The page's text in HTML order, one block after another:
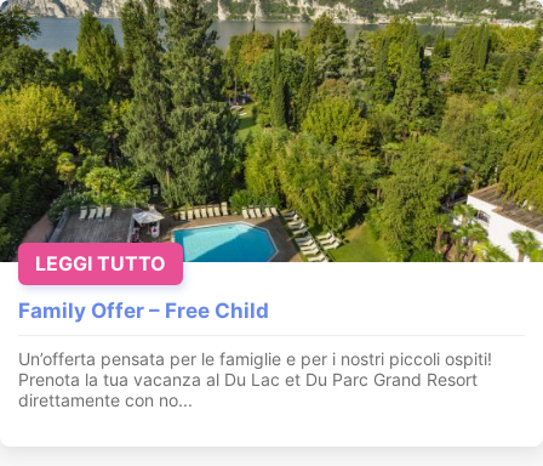
Family Offer – Free Child
Un’offerta pensata per le famiglie e per i nostri piccoli ospiti!
Prenota la tua vacanza al Du Lac et Du Parc Grand Resort
direttamente con no...
LEGGI TUTTO